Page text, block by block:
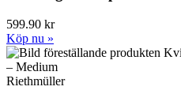
599.90 kr
Köp nu »
Riethmüller